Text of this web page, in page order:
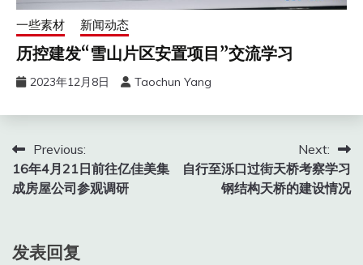
一些素材 新闻动态
历控建发“雪山片区安置项目”交流学习
2023年12月8日 Taochun Yang
文
章
航
Previous:
16年4月21日前往亿佳美集
成房屋公司参观调研
Next:
自行至泺口过街天桥考察学习
钢结构天桥的建设情况
发表回复